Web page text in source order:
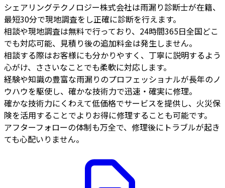
シェアリングテクノロジー株式会社は雨漏り診断士が在籍、
最短30分で現地調査をし正確に診断を行えます。
相談や現地調査は無料で行っており、24時間365日全国どこ
でも対応可能、見積り後の追加料金は発生しません。
相談する際はお客様にも分かりやすく、丁寧に説明するよう
心がけ、ささいなことでも柔軟に対応します。
経験や知識の豊富な雨漏りのプロフェッショナルが長年のノ
ウハウを駆使し、確かな技術力で迅速・確実に修理。
確かな技術力にくわえて低価格でサービスを提供し、火災保
険を活用することでよりお得に修理することも可能です。
アフターフォローの体制も万全で、修理後にトラブルが起き
ても心配いりません。